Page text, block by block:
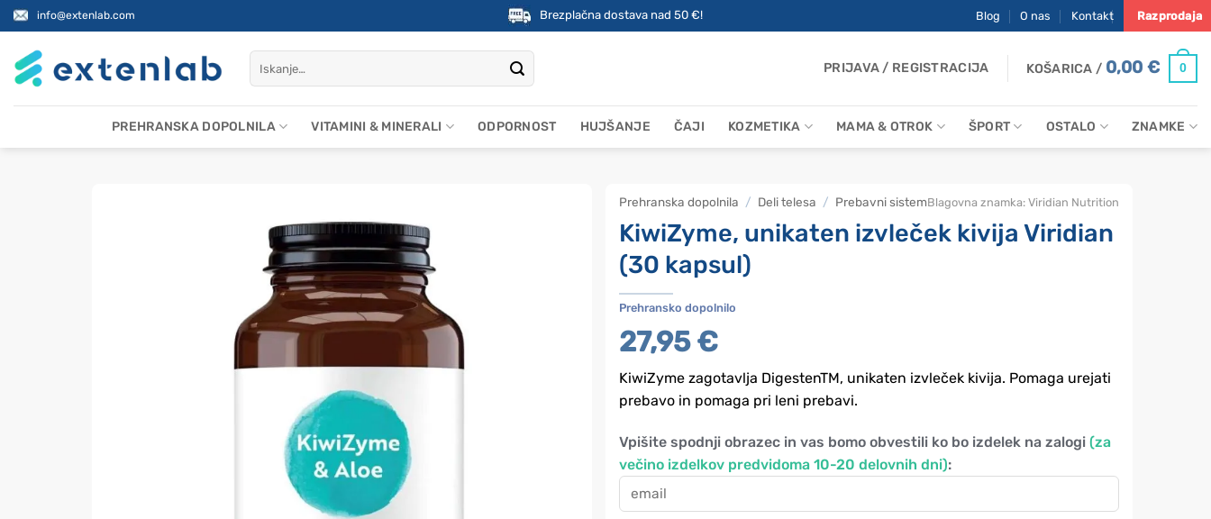
Skoči
na
vsebino
info@extenlab.com Brezplačna dostava nad 50 €! Blog O nas Kontakt Razprodaja
PRIJAVA / REGISTRACIJA KOŠARICA / 0,00€ 0
PREHRANSKA DOPOLNILA VITAMINI & MINERALI ODPORNOST HUJŠANJE ČAJI KOZMETIKA MAMA & OTROK ŠPORT OSTALO ZNAMKE
Prehranska dopolnila / Deli telesa / Prebavni sistem
KiwiZyme, unikaten izvleček kivija Viridian
(30 kapsul)
Prehransko dopolnilo
27,95€
KiwiZyme zagotavlja DigestenTM, unikaten izvleček kivija. Pomaga urejati
prebavo in pomaga pri leni prebavi.
Vpišite spodnji obrazec in vas bomo obvestili ko bo izdelek na zalogi (za
večino izdelkov predvidoma 10-20 delovnih dni):
Blagovna znamka: Viridian Nutrition